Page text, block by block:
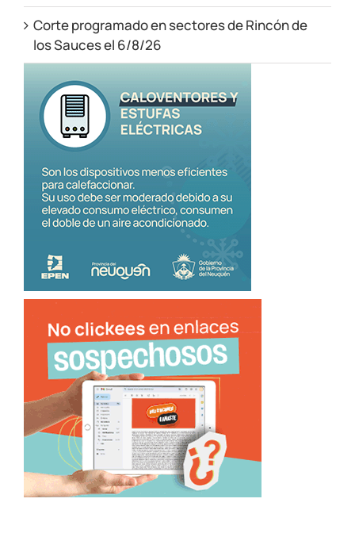
Corte programado en sectores de Rincón de
los Sauces el 6/8/26